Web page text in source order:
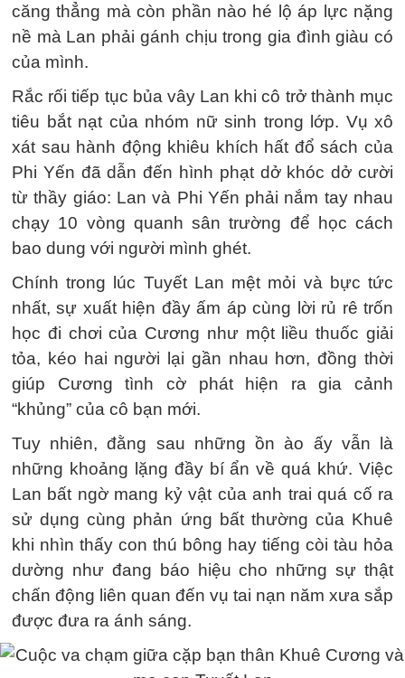
căng thẳng mà còn phần nào hé lộ áp lực nặng
nề mà Lan phải gánh chịu trong gia đình giàu có
của mình.
Rắc rối tiếp tục bủa vây Lan khi cô trở thành mục
tiêu bắt nạt của nhóm nữ sinh trong lớp. Vụ xô
xát sau hành động khiêu khích hất đổ sách của
Phi Yến đã dẫn đến hình phạt dở khóc dở cười
từ thầy giáo: Lan và Phi Yến phải nắm tay nhau
chạy 10 vòng quanh sân trường để học cách
bao dung với người mình ghét.
Chính trong lúc Tuyết Lan mệt mỏi và bực tức
nhất, sự xuất hiện đầy ấm áp cùng lời rủ rê trốn
học đi chơi của Cương như một liều thuốc giải
tỏa, kéo hai người lại gần nhau hơn, đồng thời
giúp Cương tình cờ phát hiện ra gia cảnh
“khủng” của cô bạn mới.
Tuy nhiên, đằng sau những ồn ào ấy vẫn là
những khoảng lặng đầy bí ẩn về quá khứ. Việc
Lan bất ngờ mang kỷ vật của anh trai quá cố ra
sử dụng cùng phản ứng bất thường của Khuê
khi nhìn thấy con thú bông hay tiếng còi tàu hỏa
dường như đang báo hiệu cho những sự thật
chấn động liên quan đến vụ tai nạn năm xưa sắp
được đưa ra ánh sáng.